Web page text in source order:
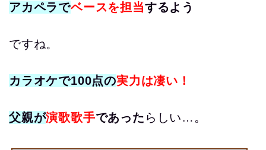
アカペラでベースを担当するよう
ですね。
カラオケで100点の実力は凄い！
父親が演歌歌手であった らしい…。